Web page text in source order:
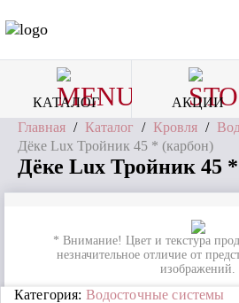
КАТАЛОГ АКЦИИ
Главная / Каталог / Кровля /
Дёке Lux Тройник 45 * (карбон)
Дёке Lux Тройник 45
* Внимание! Цвет и текстура
незначительное отличие от
изображений.
Категория: Водосточные системы